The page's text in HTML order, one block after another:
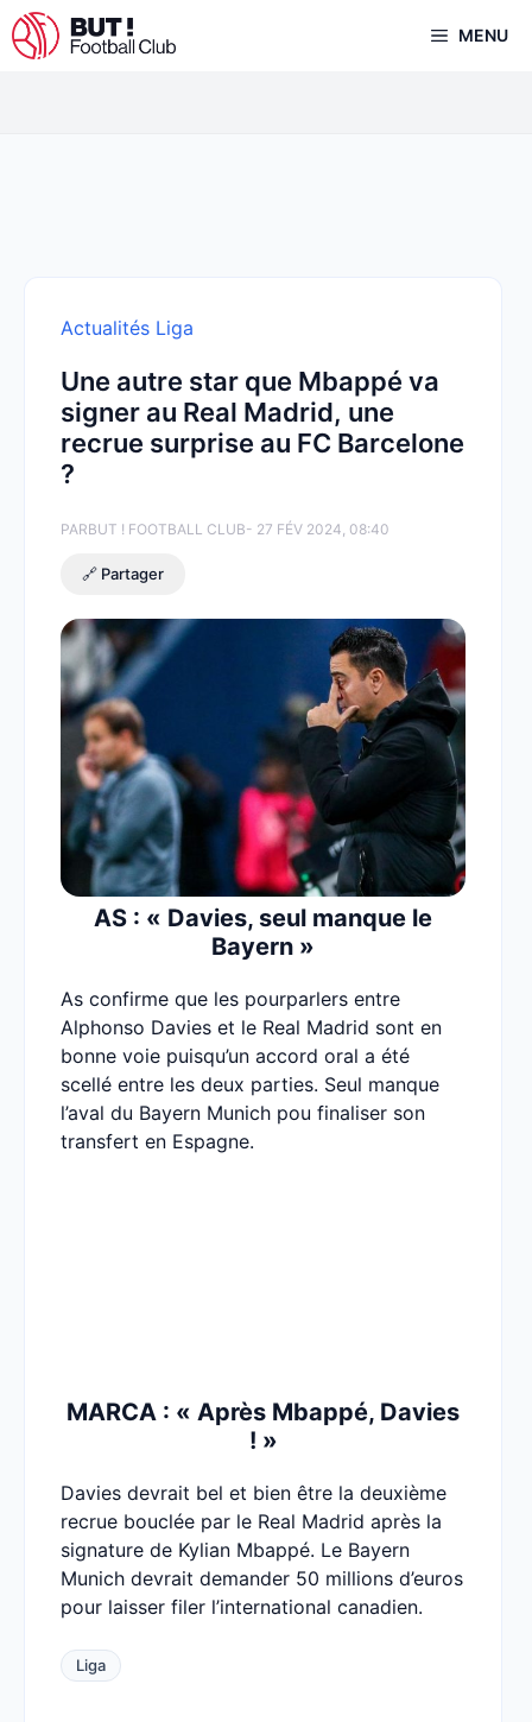
Aller
au
MENU
Actualités Liga
Une autre star que Mbappé va
signer au Real Madrid, une
recrue surprise au FC Barcelone
?
PARBUT ! FOOTBALL CLUB- 27 FÉV 2024, 08:40
🔗 Partager
AS : « Davies, seul manque le
Bayern »
As confirme que les pourparlers entre
Alphonso Davies et le Real Madrid sont en
bonne voie puisqu’un accord oral a été
scellé entre les deux parties. Seul manque
l’aval du Bayern Munich pou finaliser son
transfert en Espagne.
MARCA : « Après Mbappé, Davies
! »
Davies devrait bel et bien être la deuxième
recrue bouclée par le Real Madrid après la
signature de Kylian Mbappé. Le Bayern
Munich devrait demander 50 millions d’euros
pour laisser filer l’international canadien.
Liga